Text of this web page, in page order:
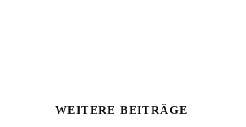
WEITERE BEITRÄGE